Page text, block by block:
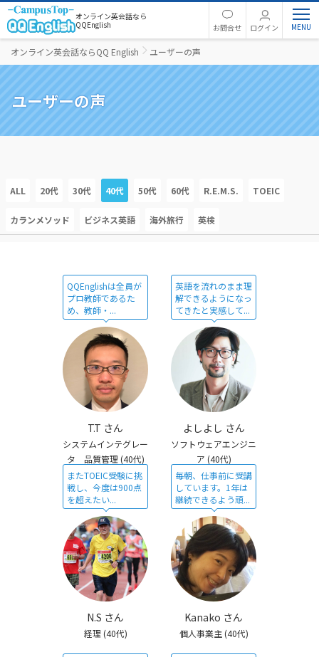
オンライン英会話なら
QQEnglish
お問合せ ログイン
オンライン英会話ならQQ English ユーザーの声
ユーザーの声
ALL 20代 30代 40代 50代 60代 R.E.M.S. TOEIC
カランメソッド ビジネス英語 海外旅行 英検
QQEnglishは全員が
プロ教師であるた
め、教師・...
T.T さん
システムインテグレー
タ 品質管理 (40代)
英語を流れのまま理
解できるようになっ
てきたと実感して...
よしよし さん
ソフトウェアエンジニ
ア (40代)
またTOEIC受験に挑
戦し、今度は900点
を超えたい...
N.S さん
経理 (40代)
毎朝、仕事前に受講
しています。1年は
継続できるよう頑...
Kanako さん
個人事業主 (40代)